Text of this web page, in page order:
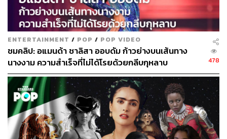
ENTERTAINMENT / POP / POP VIDEO
ชมคลิป: อแมนด้า ชาลิสา ออบดัม ก้าวย่างบนเส้นทาง
นางงาม ความสำเร็จที่ไม่ได้โรยด้วยกลีบกุหลาบ
478